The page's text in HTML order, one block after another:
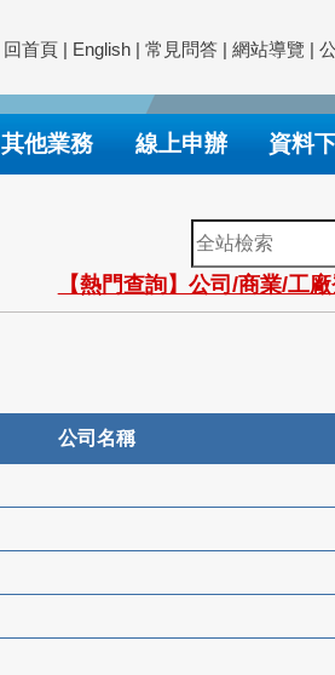
回首頁 | English | 常見問答 | 網站導覽 |
其他業務 線上申辦 資料
全
站
檢
索
【熱門查詢】公司/商業/工
公司名稱